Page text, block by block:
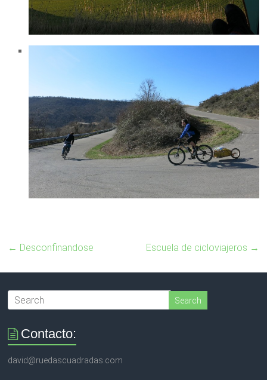
← Desconfinandose Escuela de cicloviajeros →
Contacto:
david@ruedascuadradas.com